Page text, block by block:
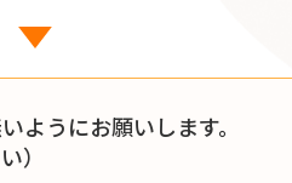
ようにお願いします。
）